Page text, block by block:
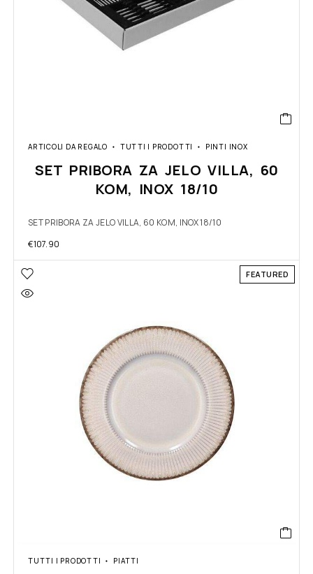
ARTICOLI DA REGALO TUTTI I PRODOTTI PINTI INOX
SET PRIBORA ZA JELO VILLA, 60
KOM, INOX 18/10
SET PRIBORA ZA JELO VILLA, 60 KOM, INOX 18/10
€107.90
FEATURED
TUTTI I PRODOTTI PIATTI